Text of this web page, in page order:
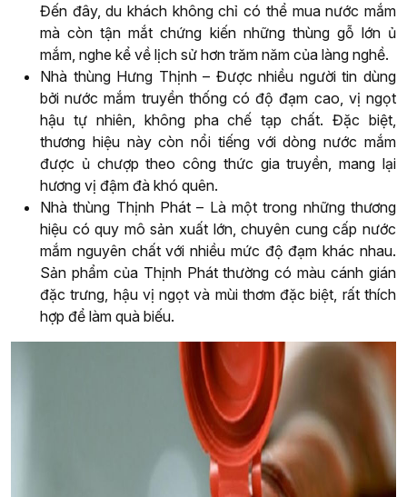
Đến đây, du khách không chỉ có thể mua nước mắm
mà còn tận mắt chứng kiến những thùng gỗ lớn ủ
mắm, nghe kể về lịch sử hơn trăm năm của làng nghề.
Nhà thùng Hưng Thịnh – Được nhiều người tin dùng
bởi nước mắm truyền thống có độ đạm cao, vị ngọt
hậu tự nhiên, không pha chế tạp chất. Đặc biệt,
thương hiệu này còn nổi tiếng với dòng nước mắm
được ủ chượp theo công thức gia truyền, mang lại
hương vị đậm đà khó quên.
Nhà thùng Thịnh Phát – Là một trong những thương
hiệu có quy mô sản xuất lớn, chuyên cung cấp nước
mắm nguyên chất với nhiều mức độ đạm khác nhau.
Sản phẩm của Thịnh Phát thường có màu cánh gián
đặc trưng, hậu vị ngọt và mùi thơm đặc biệt, rất thích
hợp để làm quà biếu.